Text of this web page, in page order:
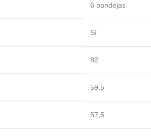
6 bandejas
Sí
82
59,5
57,5